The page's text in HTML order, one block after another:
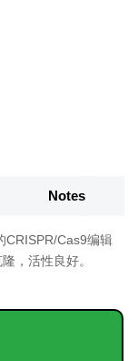
Notes
CRISPR/Cas9编辑
，活性良好。